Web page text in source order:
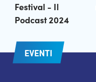
Festival - Il
Podcast 2024
EVENTI